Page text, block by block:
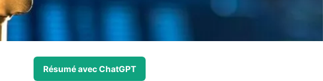
Résumé avec ChatGPT